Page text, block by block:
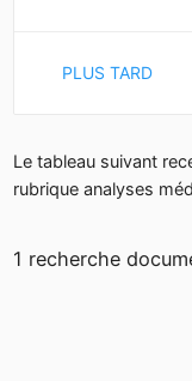
PLUS TARD
Le tableau suivant
rubrique analyses
1 recherche